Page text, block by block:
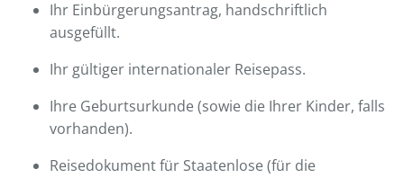
Ihr Einbürgerungsantrag, handschriftlich
ausgefüllt.
Ihr gültiger internationaler Reisepass.
Ihre Geburtsurkunde (sowie die Ihrer Kinder, falls
vorhanden).
Reisedokument für Staatenlose (für die